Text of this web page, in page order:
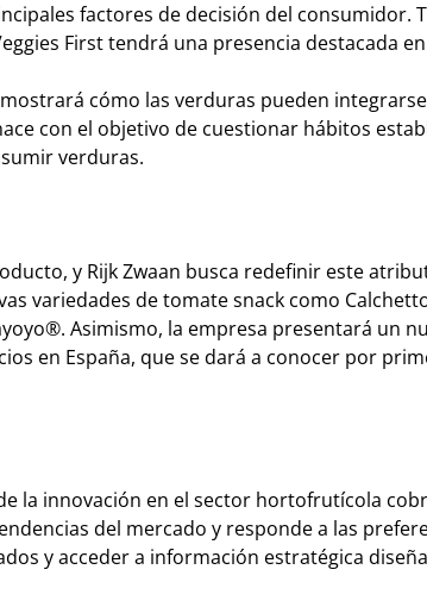
factores de decisión del consumidor.
First tendrá una presencia destacada
cómo las verduras pueden
con el objetivo de cuestionar hábitos
verduras.
y Rijk Zwaan busca redefinir este
variedades de tomate snack como
Asimismo, la empresa presentará un
en España, que se dará a conocer por
la innovación en el sector hortofrutícola
del mercado y responde a las
y acceder a información estratégica